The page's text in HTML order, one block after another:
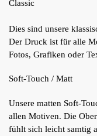
Classic
Dies sind unsere
Der Druck ist für alle
Fotos, Grafiken oder
Soft-Touch / Matt
Unsere matten Soft-
allen Motiven. Die
fühlt sich leicht samtig